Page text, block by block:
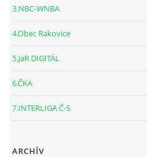
3.NBC-WNBA
4.Obec Rakovice
5.JaR DIGITÁL
6.ČKA
7.INTERLIGA Č-S
ARCHÍV